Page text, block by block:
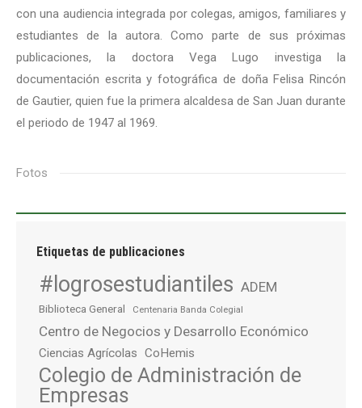
con una audiencia integrada por colegas, amigos, familiares y
estudiantes de la autora. Como parte de sus próximas
publicaciones, la doctora Vega Lugo investiga la
documentación escrita y fotográfica de doña Felisa Rincón
de Gautier, quien fue la primera alcaldesa de San Juan durante
el periodo de 1947 al 1969.
Fotos
Etiquetas de publicaciones
#logrosestudiantiles ADEM
Biblioteca General Centenaria Banda Colegial
Centro de Negocios y Desarrollo Económico
Ciencias Agrícolas CoHemis
Colegio de Administración de
Empresas